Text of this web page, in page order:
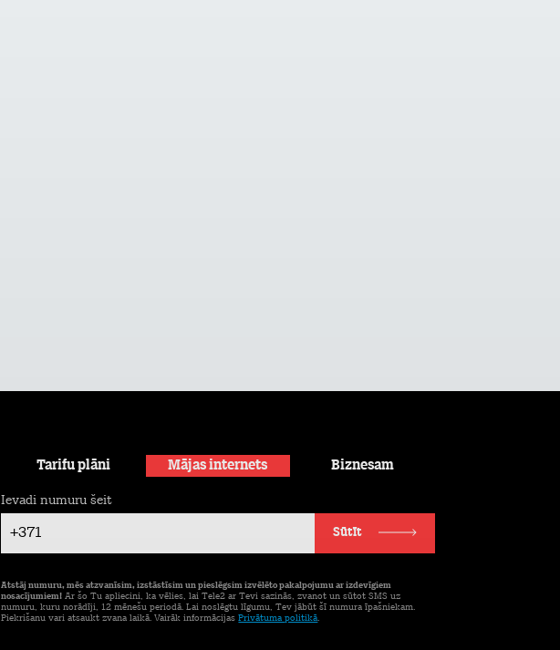
Tarifu plāni Mājas internets Biznesam
+371
Ievadi numuru šeit
Sūtīt
Atstāj numuru, mēs atzvanīsim, izstāstīsim un pieslēgsim izvēlēto pakalpojumu ar izdevīgiem
nosacījumiem! Ar šo Tu apliecini, ka vēlies, lai Tele2 ar Tevi sazinās, zvanot un sūtot SMS uz
numuru, kuru norādīji, 12 mēnešu periodā. Lai noslēgtu līgumu, Tev jābūt šī numura īpašniekam.
Piekrišanu vari atsaukt zvana laikā. Vairāk informācijasPrivātuma politikā.